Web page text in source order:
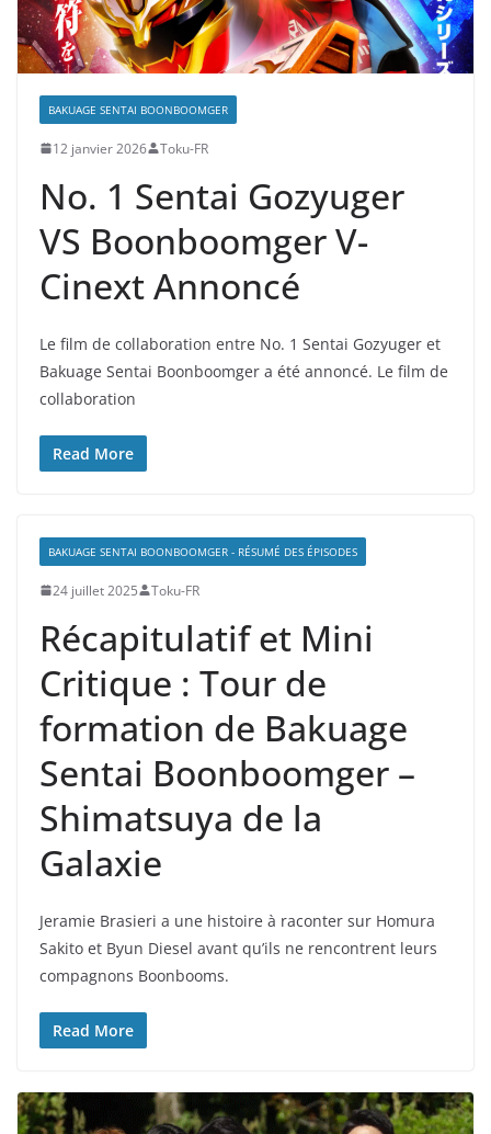
BAKUAGE SENTAI BOONBOOMGER
12 janvier 2026 Toku-FR
No. 1 Sentai Gozyuger
VS Boonboomger V-
Cinext Annoncé
Le film de collaboration entre No. 1 Sentai Gozyuger et
Bakuage Sentai Boonboomger a été annoncé. Le film de
collaboration
Read More
BAKUAGE SENTAI BOONBOOMGER - RÉSUMÉ DES ÉPISODES
24 juillet 2025 Toku-FR
Récapitulatif et Mini
Critique : Tour de
formation de Bakuage
Sentai Boonboomger –
Shimatsuya de la
Galaxie
Jeramie Brasieri a une histoire à raconter sur Homura
Sakito et Byun Diesel avant qu’ils ne rencontrent leurs
compagnons Boonbooms.
Read More